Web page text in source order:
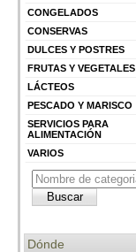
CONGELADOS
CONSERVAS
DULCES Y POSTRES
FRUTAS Y VEGETALES
LÁCTEOS
PESCADO Y MARISCO
SERVICIOS PARA
ALIMENTACIÓN
VARIOS
Dónde